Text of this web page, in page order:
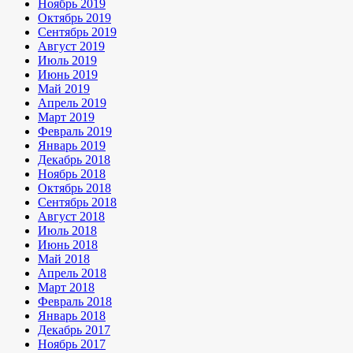
Ноябрь 2019
Октябрь 2019
Сентябрь 2019
Август 2019
Июль 2019
Июнь 2019
Май 2019
Апрель 2019
Март 2019
Февраль 2019
Январь 2019
Декабрь 2018
Ноябрь 2018
Октябрь 2018
Сентябрь 2018
Август 2018
Июль 2018
Июнь 2018
Май 2018
Апрель 2018
Март 2018
Февраль 2018
Январь 2018
Декабрь 2017
Ноябрь 2017